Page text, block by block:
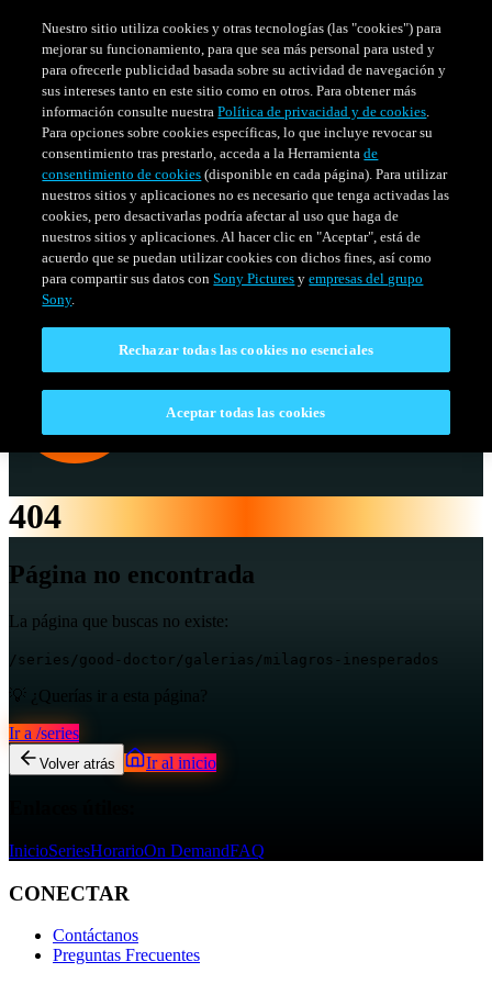
SERIESHORARIO
Venezuela
404
Página no encontrada
La página que buscas no existe:
/series/good-doctor/galerias/milagros-inesperados
💡 ¿Querías ir a esta página?
Ir a /series
Volver atrás Ir al inicio
InicioSeriesHorarioOn DemandFAQ
CONECTAR
Contáctanos
Preguntas Frecuentes
Nuestro sitio utiliza cookies y otras tecnologías (las "cookies") para
mejorar su funcionamiento, para que sea más personal para usted y
para ofrecerle publicidad basada sobre su actividad de navegación y
sus intereses tanto en este sitio como en otros. Para obtener más
información consulte nuestraPolítica de privacidad y de cookies.
Para opciones sobre cookies específicas, lo que incluye revocar su
consentimiento tras prestarlo, acceda a la Herramientade
consentimiento de cookies (disponible en cada página). Para utilizar
nuestros sitios y aplicaciones no es necesario que tenga activadas las
cookies, pero desactivarlas podría afectar al uso que haga de
nuestros sitios y aplicaciones. Al hacer clic en "Aceptar", está de
acuerdo que se puedan utilizar cookies con dichos fines, así como
para compartir sus datos conSony Pictures yempresas del grupo
Sony.
Rechazar todas las cookies no esenciales
Aceptar todas las cookies